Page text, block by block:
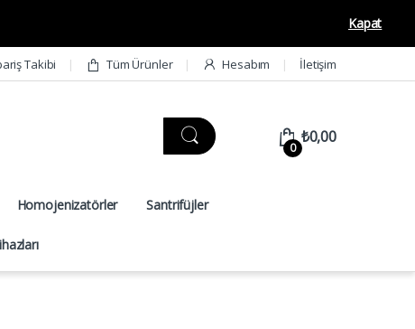
Kapat
Takibi Tüm Ürünler Hesabım İletişim
0
₺0,00
Homojenizatörler Santrifüjler